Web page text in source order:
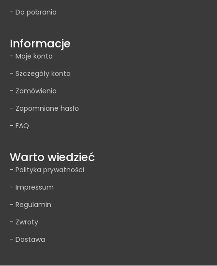
- Do pobrania
Informacje
- Moje konto
- Szczegóły konta
- Zamówienia
- Zapomniane hasło
- FAQ
Warto wiedzieć
- Polityka prywatności
- Impressum
- Regulamin
- Zwroty
- Dostawa